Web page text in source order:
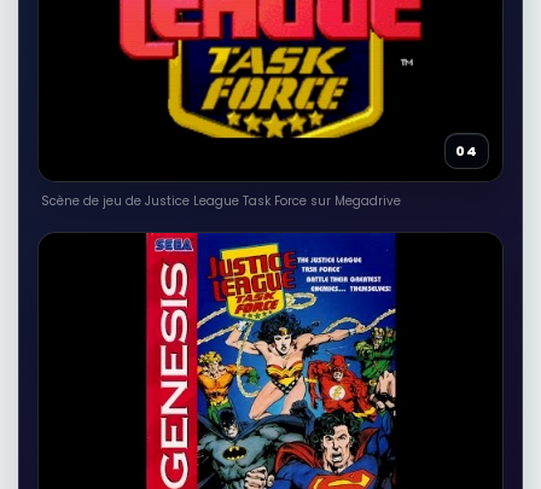
04
Scène de jeu de Justice League Task Force sur Megadrive